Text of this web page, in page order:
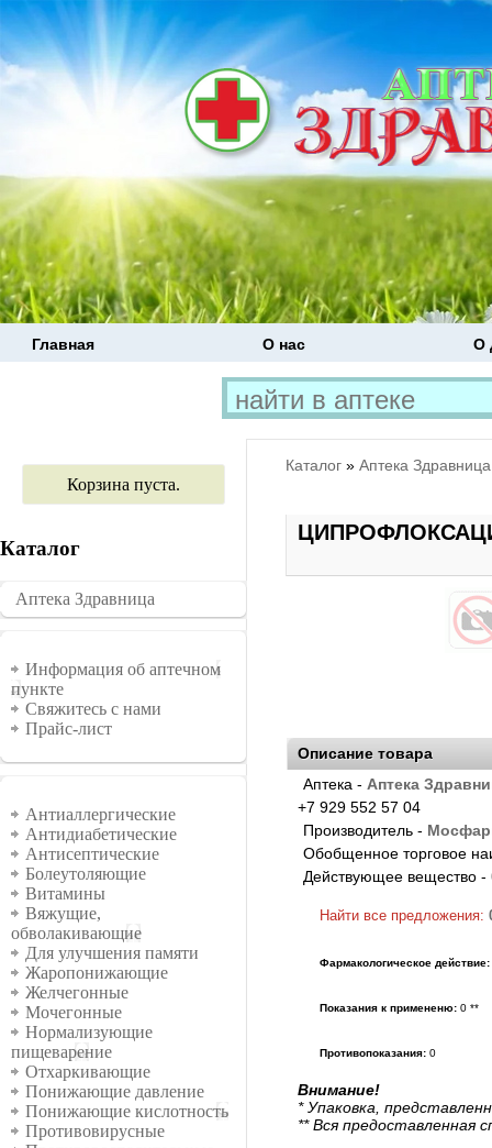
Главная О нас О
Корзина пуста.
Каталог
�������
Аптека Здравница
Информация
Информация об аптечном
пункте
Свяжитесь с нами
Прайс-лист
Группы
Антиаллергические
Антидиабетические
Антисептические
Болеутоляющие
Витамины
Вяжущие,
обволакивающие
Для улучшения памяти
Жаропонижающие
Желчегонные
Мочегонные
Нормализующие
пищеварение
Отхаркивающие
Понижающие давление
Понижающие кислотность
Противовирусные
Каталог » Аптека Здравница
Описание товара
Аптека - Аптека
+7 929 552 57 04
Производитель -
Обобщенное торговое
Действующее вещество -
Найти все предложения:
Фармакологическое действие:
Показания к примененю: 0 **
Противопоказания: 0
Внимание!
* Упаковка,
** Вся предоставленная